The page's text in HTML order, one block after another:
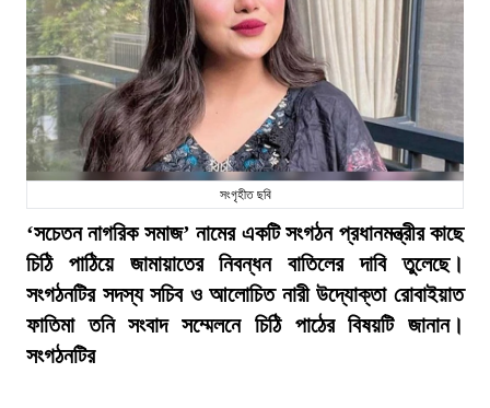
সংগৃহীত ছবি
‘সচেতন নাগরিক সমাজ’ নামের একটি সংগঠন প্রধানমন্ত্রীর কাছে
চিঠি পাঠিয়ে জামায়াতের নিবন্ধন বাতিলের দাবি তুলেছে।
সংগঠনটির সদস্য সচিব ও আলোচিত নারী উদ্যোক্তা রোবাইয়াত
ফাতিমা তনি সংবাদ সম্মেলনে চিঠি পাঠের বিষয়টি জানান।
সংগঠনটির